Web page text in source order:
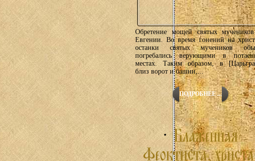
Обретение мощей святых
Евгении. Во время гонений на
останки святых мучеников
погребались верующими в
местах. Таким образом, в
близ ворот и башни,...
ПОДРОБНЕЕ ...